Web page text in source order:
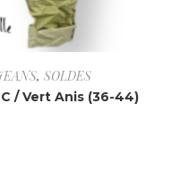
, SOLDES
/ Vert Anis (36-44)